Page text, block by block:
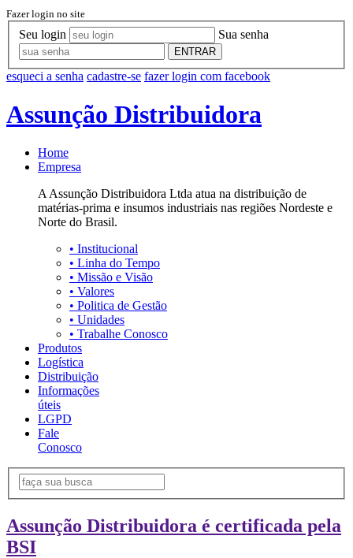
Fazer login no site
Seu login Sua senha
ENTRAR
esqueci a senha cadastre-se fazer login com facebook
Assunção Distribuidora
Home
Empresa
A Assunção Distribuidora Ltda atua na distribuição de
matérias-prima e insumos industriais nas regiões Nordeste e
Norte do Brasil.
• Institucional
• Linha do Tempo
• Missão e Visão
• Valores
• Politica de Gestão
• Unidades
• Trabalhe Conosco
Produtos
Logística
Distribuição
Informações
úteis
LGPD
Fale
Conosco
Assunção Distribuidora é certificada pela
BSI